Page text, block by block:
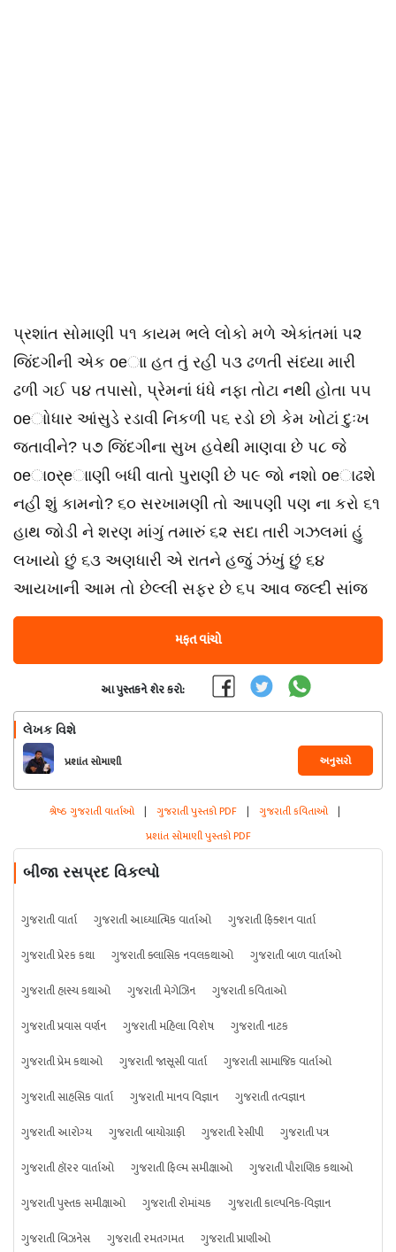
પ્રશાંત સોમાણી ૫૧ કાયમ ભલે લોકો મળે એકાંતમાં ૫૨
જિંદગીની એક oeાા હત તું રહી ૫૩ ઢળતી સંધ્યા મારી
ઢળી ગઈ ૫૪ તપાસો, પ્રેમનાં ધંધે નફા તોટા નથી હોતા ૫૫
oeાોધાર આંસુડે રડાવી નિકળી ૫૬ રડો છો કેમ ખોટાં દુઃખ
જતાવીને? ૫૭ જિંદગીના સુખ હવેથી માણવા છે ૫૮ જે
oeાoર્eાાણી બધી વાતો પુરાણી છે ૫૯ જો નશો oeાઢશે
નહી શું કામનો? ૬૦ સરખામણી તો આપણી પણ ના કરો ૬૧
હાથ જોડી ને શરણ માંગું તમારું ૬૨ સદા તારી ગઝલમાં હું
લખાયો છું ૬૩ અણધારી એ રાતને હજું ઝંખું છું ૬૪
આયખાની આમ તો છેલ્લી સફર છે ૬૫ આવ જલ્દી સાંજ
મફત વાંચો
આ પુસ્તકને શેર કરો:
લેખક વિશે
પ્રશાંત સોમાણી અનુસરો
શ્રેષ્ઠ ગુજરાતી વાર્તાઓ | ગુજરાતી પુસ્તકો PDF | ગુજરાતી કવિતાઓ |
પ્રશાંત સોમાણી પુસ્તકો PDF
બીજા રસપ્રદ વિકલ્પો
ગુજરાતી વાર્તા ગુજરાતી આધ્યાત્મિક વાર્તાઓ
ગુજરાતી ફિક્શન વાર્તા
ગુજરાતી પ્રેરક કથા
ગુજરાતી ક્લાસિક નવલકથાઓ
ગુજરાતી બાળ વાર્તાઓ
ગુજરાતી હાસ્ય કથાઓ
ગુજરાતી મેગેઝિન
ગુજરાતી કવિતાઓ
ગુજરાતી પ્રવાસ વર્ણન
ગુજરાતી મહિલા વિશેષ
ગુજરાતી નાટક
ગુજરાતી પ્રેમ કથાઓ
ગુજરાતી જાસૂસી વાર્તા
ગુજરાતી સામાજિક વાર્તાઓ
ગુજરાતી સાહસિક વાર્તા
ગુજરાતી માનવ વિજ્ઞાન
ગુજરાતી તત્વજ્ઞાન
ગુજરાતી આરોગ્ય
ગુજરાતી બાયોગ્રાફી ગુજરાતી રેસીપી
ગુજરાતી પત્ર
ગુજરાતી હૉરર વાર્તાઓ
ગુજરાતી ફિલ્મ સમીક્ષાઓ
ગુજરાતી પૌરાણિક કથાઓ
ગુજરાતી પુસ્તક સમીક્ષાઓ
ગુજરાતી રોમાંચક
ગુજરાતી કાલ્પનિક-વિજ્ઞાન
ગુજરાતી બિઝનેસ
ગુજરાતી રમતગમત ગુજરાતી પ્રાણીઓ